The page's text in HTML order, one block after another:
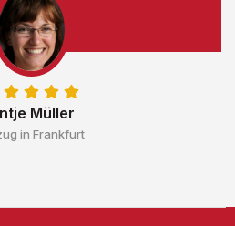
Müller
in Frankfurt